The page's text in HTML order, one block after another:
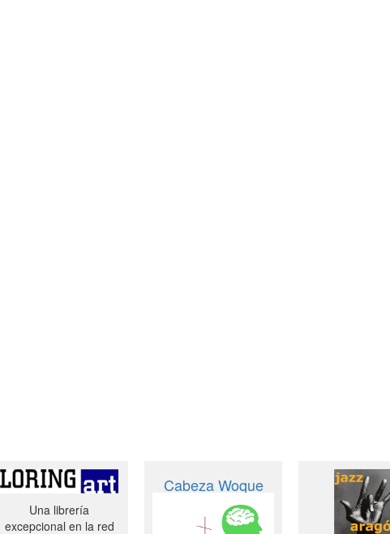
Una librería
excepcional en la red
Cabeza Woque